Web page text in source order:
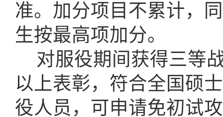
准。加分项目不累计，
生按最高项加分。
对服役期间获得三等
以上表彰，符合全国硕
役人员，可申请免初试